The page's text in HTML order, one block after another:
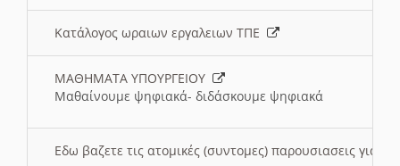
Κατάλογος ωραιων εργαλειων ΤΠΕ
ΜΑΘΗΜΑΤΑ ΥΠΟΥΡΓΕΙΟΥ
Μαθαίνουμε ψηφιακά- διδάσκουμε ψηφιακά
Εδω βαζετε τις ατομικές (συντομες) παρουσιασεις για